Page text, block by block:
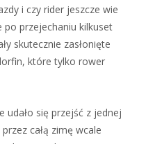
i czy rider jeszcze wie
po przejechaniu kilkuset
skutecznie zasłonięte
które tylko rower
udało się przejść z jednej
całą zimę wcale